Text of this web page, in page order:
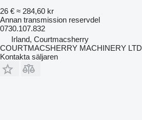
26 € ≈ 284,60 kr
Annan transmission reservdel
0730.107.832
Irland, Courtmacsherry
COURTMACSHERRY MACHINERY LTD
Kontakta säljaren